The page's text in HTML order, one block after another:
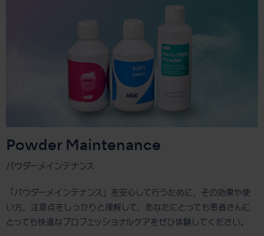
Powder Maintenance
パウダーメインテナンス
「パウダーメインテナンス」を安心して行うために、その効果や使
い方、注意点をしっかりと理解して、あなたにとっても患者さんに
とっても快適なプロフェッショナルケアをぜひ体験してください。